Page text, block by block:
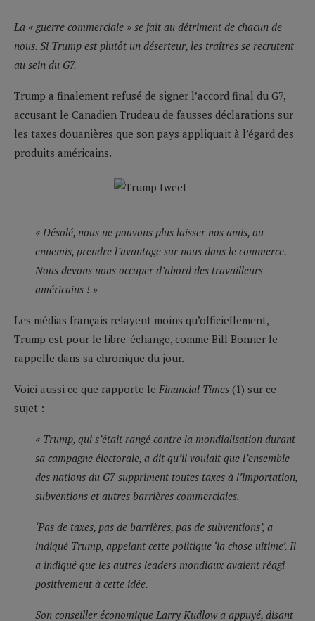
La « guerre commerciale » se fait au détriment de chacun de
nous. Si Trump est plutôt un déserteur, les traîtres se recrutent
au sein du G7.
Trump a finalement refusé de signer l’accord final du G7,
accusant le Canadien Trudeau de fausses déclarations sur
les taxes douanières que son pays appliquait à l’égard des
produits américains.
« Désolé, nous ne pouvons plus laisser nos amis, ou
ennemis, prendre l’avantage sur nous dans le commerce.
Nous devons nous occuper d’abord des travailleurs
américains ! »
Les médias français relayent moins qu’officiellement,
Trump est pour le libre-échange, comme Bill Bonner le
rappelle dans sa chronique du jour.
Voici aussi ce que rapporte le Financial Times (1) sur ce
sujet :
« Trump, qui s’était rangé contre la mondialisation durant
sa campagne électorale, a dit qu’il voulait que l’ensemble
des nations du G7 suppriment toutes taxes à l’importation,
subventions et autres barrières commerciales.
‘Pas de taxes, pas de barrières, pas de subventions’, a
indiqué Trump, appelant cette politique ‘la chose ultime’. Il
a indiqué que les autres leaders mondiaux avaient réagi
positivement à cette idée.
Son conseiller économique Larry Kudlow a appuyé, disant